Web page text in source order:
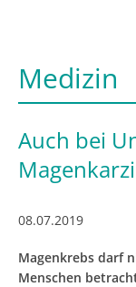
Medizin
Auch bei
08.07.2019
Magenkrebs darf
Menschen